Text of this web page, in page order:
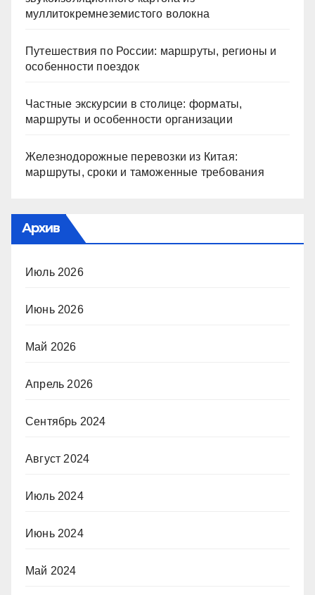
муллитокремнеземистого волокна
Путешествия по России: маршруты, регионы и
особенности поездок
Частные экскурсии в столице: форматы,
маршруты и особенности организации
Железнодорожные перевозки из Китая:
маршруты, сроки и таможенные требования
Архив
Июль 2026
Июнь 2026
Май 2026
Апрель 2026
Сентябрь 2024
Август 2024
Июль 2024
Июнь 2024
Май 2024